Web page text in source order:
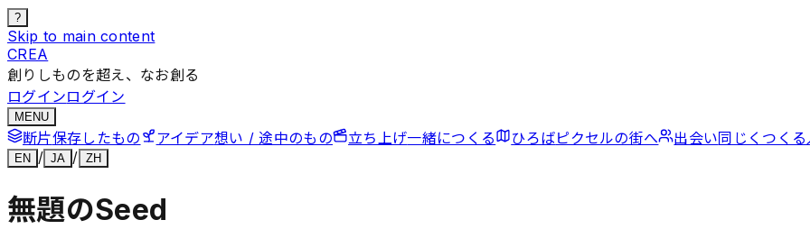
?
Skip to main content
CREA
創りしものを超え、なお創る
ログインログイン
MENU
断片保存したもの アイデア想い / 途中のもの 立ち上げ一緒につくる ひろばピクセルの街へ 出会い同じくつくる
EN / JA / ZH
無題のSeed